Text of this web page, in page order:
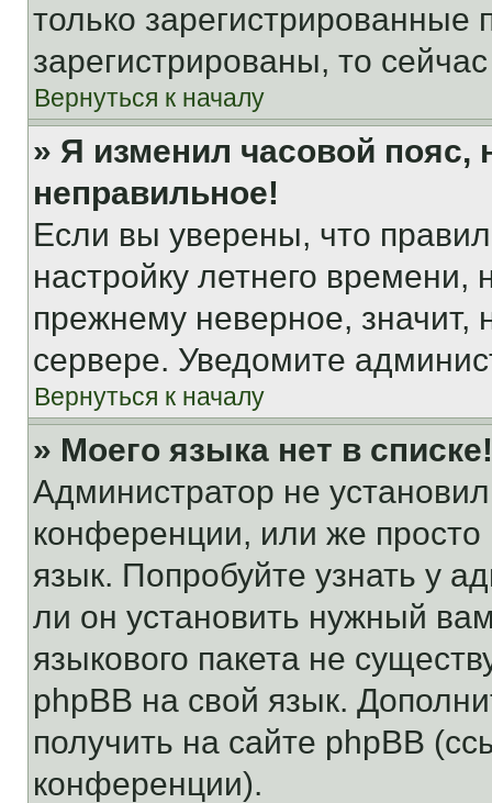
только
зарегистрированы, то
Вернуться к началу
» Я изменил часовой пояс,
неправильное!
Если вы уверены, что
настройку летнего
прежнему неверное, значит,
сервере. Уведомите
Вернуться к началу
» Моего языка нет в списке!
Администратор не
конференции, или же
язык. Попробуйте узнать у
ли он установить нужный
языкового пакета не
phpBB на свой язык.
получить на сайте phpBB
конференции).